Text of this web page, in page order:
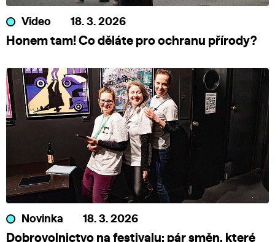
Video 18. 3. 2026
Honem tam! Co děláte pro ochranu přírody?
Novinka 18. 3. 2026
Dobrovolnictvo na festivalu: pár směn, které